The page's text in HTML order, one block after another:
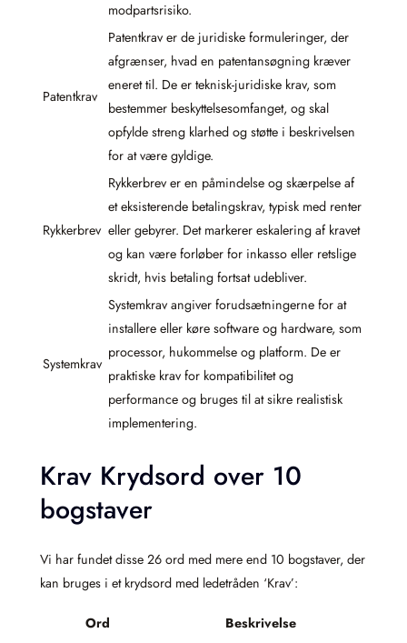
modpartsrisiko.
Patentkrav
Patentkrav er de juridiske formuleringer, der
afgrænser, hvad en patentansøgning kræver
eneret til. De er teknisk-juridiske krav, som
bestemmer beskyttelsesomfanget, og skal
opfylde streng klarhed og støtte i beskrivelsen
for at være gyldige.
Rykkerbrev
Rykkerbrev er en påmindelse og skærpelse af
et eksisterende betalingskrav, typisk med renter
eller gebyrer. Det markerer eskalering af kravet
og kan være forløber for inkasso eller retslige
skridt, hvis betaling fortsat udebliver.
Systemkrav
Systemkrav angiver forudsætningerne for at
installere eller køre software og hardware, som
processor, hukommelse og platform. De er
praktiske krav for kompatibilitet og
performance og bruges til at sikre realistisk
implementering.
Krav Krydsord over 10
bogstaver
Vi har fundet disse 26 ord med mere end 10 bogstaver, der
kan bruges i et krydsord med ledetråden ‘Krav’:
Ord
Beskrivelse